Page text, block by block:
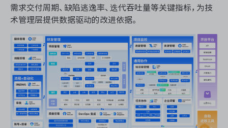
需求交付周期、缺陷逃逸率、迭代吞吐量等关键指标，为技
术管理层提供数据驱动的改进依据。